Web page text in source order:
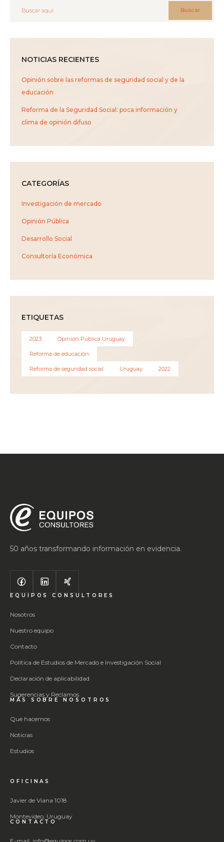
Buscar
NOTICIAS RECIENTES
Opinión sobre las reformas de seguridad social y de la
educación
Reforma de la Seguridad Social: poca información y
clima de opinión difuso
CATEGORÍAS
Investigación de mercado
Opinión Pública
Desarrollo Social
Consultoría Económica
ETIQUETAS
2023 Opinión Pública Uruguay
Reforma de educación
Reforma de seguridad social Uruguay 2022
50 años transformando información en evidencia.
EQUIPOS CONSULTORES
Nosotros
Nuestro equipo
Contacto
Política de Estudios de Mercado e Investigación Social
Declaración de aplicabilidad
Sugerencias y Reclamos
MÁS SOBRE NOSOTROS
Que hacemos
Noticias
Estudios
OFICINAS
Javier de Viana 1018
Montevideo, Uruguay
CONTACTO